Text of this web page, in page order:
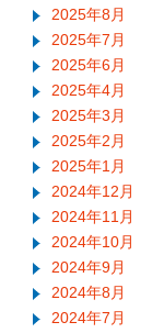
2025年8月
2025年7月
2025年6月
2025年4月
2025年3月
2025年2月
2025年1月
2024年12月
2024年11月
2024年10月
2024年9月
2024年8月
2024年7月